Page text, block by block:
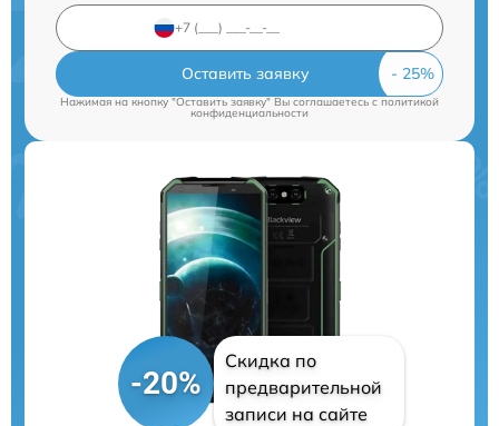
Оставить заявку
Нажимая на кнопку "Оставить заявку" Вы соглашаетесь cполитикой
конфиденциальности
-20%
Скидка по
предварительной
записи на сайте